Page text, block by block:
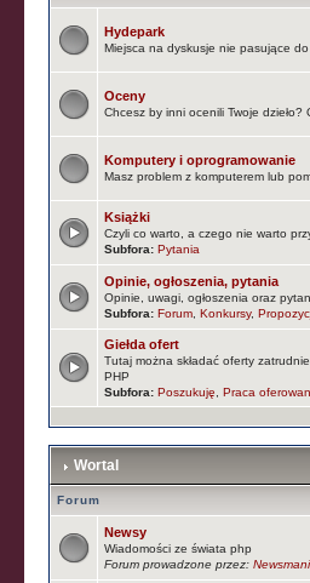
Hydepark
Miejsca na dyskusje nie pasujące
Oceny
Chcesz by inni ocenili Twoje dzieło?
Komputery i oprogramowanie
Masz problem z komputerem lub
Książki
Czyli co warto, a czego nie warto
Subfora: Pytania
Opinie, ogłoszenia, pytania
Opinie, uwagi, ogłoszenia oraz
Subfora: Forum ,Konkursy,
Giełda ofert
Tutaj można składać oferty
PHP
Subfora: Poszukuję ,Praca
Wortal
Forum
Newsy
Wiadomości ze świata php
Forum prowadzone przez:Newsmani